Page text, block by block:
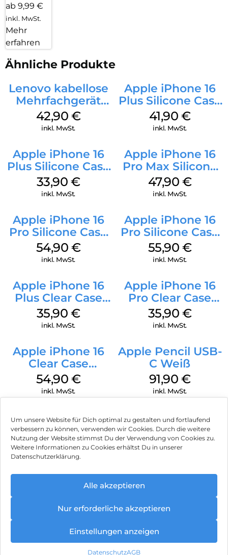
Um unsere Website für Dich optimal zu gestalten und fortlaufend
verbessern zu können, verwenden wir Cookies. Durch die weitere
Nutzung der Website stimmst Du der Verwendung von Cookies zu.
Weitere Informationen zu Cookies erhältst Du in unserer
Datenschutzerklärung.
Alle akzeptieren
Nur erforderliche akzeptieren
Einstellungen anzeigen
DatenschutzAGB
ab 9,99 €
inkl. MwSt.
Mehr
erfahren
Ähnliche Produkte
Lenovo kabellose
Mehrfachgerät
Luna Grey
42,90 €
inkl. MwSt.
Apple iPhone 16
Plus Silicone Case
MagSafe Stone
Gray
41,90 €
inkl. MwSt.
Apple iPhone 16
Plus Silicone Case
MagSafe Lake
Green
33,90 €
inkl. MwSt.
Apple iPhone 16
Pro Max Silicone
Case MagSafe
Black
47,90 €
inkl. MwSt.
Apple iPhone 16
Pro Silicone Case
MagSafe Black
54,90 €
inkl. MwSt.
Apple iPhone 16
Pro Silicone Case
MagSafe Stone
Gray
55,90 €
inkl. MwSt.
Apple iPhone 16
Plus Clear Case
MagSafe
Transparent
35,90 €
inkl. MwSt.
Apple iPhone 16
Pro Clear Case
MagSafe
Transparent
35,90 €
inkl. MwSt.
Apple iPhone 16
Clear Case
MagSafe
Transparent
54,90 €
inkl. MwSt.
Apple Pencil USB-
C Weiß
91,90 €
inkl. MwSt.
Impressum
Hinweis zur Batterieentsorgung
Newsletter